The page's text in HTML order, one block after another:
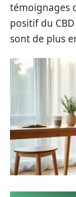
témoignages
positif du
sont de plus